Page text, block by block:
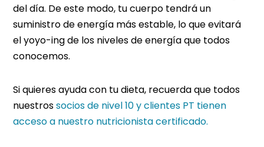
del día. De este modo, tu cuerpo tendrá un
suministro de energía más estable, lo que evitará
el yoyo-ing de los niveles de energía que todos
conocemos.
Si quieres ayuda con tu dieta, recuerda que todos
nuestrossocios de nivel 10 y clientes PT tienen
acceso a nuestro nutricionista certificado.